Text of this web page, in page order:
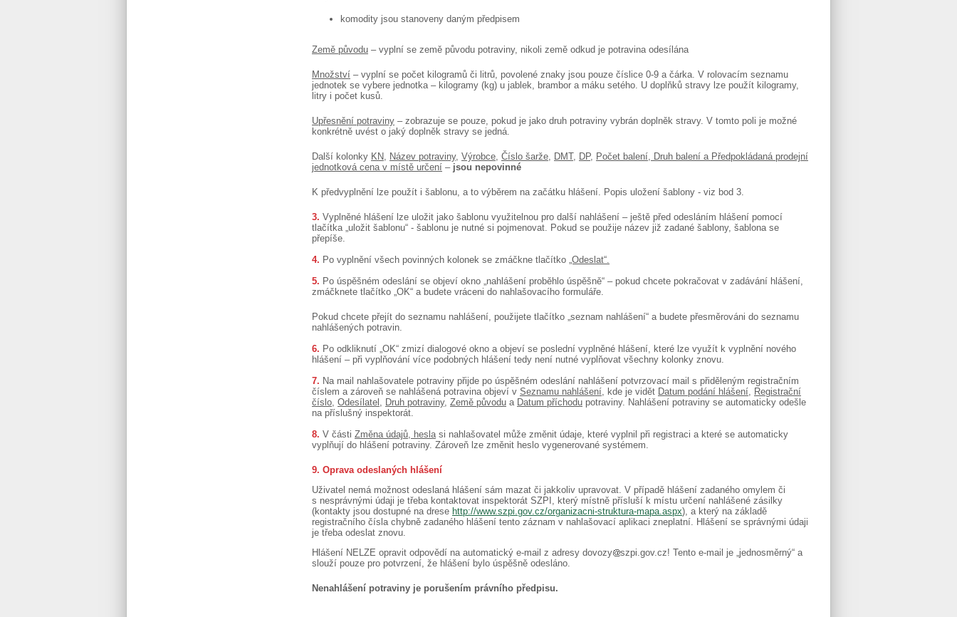
komodity jsou stanoveny daným předpisem
Země původu – vyplní se země původu potraviny, nikoli země odkud je potravina odesílána
Množství – vyplní se počet kilogramů či litrů, povolené znaky jsou pouze číslice 0-9 a čárka. V rolovacím seznamu
jednotek se vybere jednotka – kilogramy (kg) u jablek, brambor a máku setého. U doplňků stravy lze použít kilogramy,
litry i počet kusů.
Upřesnění potraviny – zobrazuje se pouze, pokud je jako druh potraviny vybrán doplněk stravy. V tomto poli je možné
konkrétně uvést o jaký doplněk stravy se jedná.
Další kolonky KN Název potraviny, Výrobce Číslo šarže DMT, DP, Počet balení,
Druh balení a Předpokládaná prodejní
jednotková cena v místě určení – jsou nepovinné
K předvyplnění lze použít i šablonu, a to výběrem na začátku hlášení. Popis uložení šablony - viz bod 3.
3. Vyplněné hlášení lze uložit jako šablonu využitelnou pro další nahlášení – ještě před odesláním hlášení pomocí
tlačítka „uložit šablonu“ - šablonu je nutné si pojmenovat. Pokud se použije název již zadané šablony, šablona se
přepíše.
4. Po vyplnění všech povinných kolonek se zmáčkne tlačítko „Odeslat“
5. Po úspěšném odeslání se objeví okno „nahlášení proběhlo úspěšně“ – pokud chcete pokračovat v zadávání hlášení,
zmáčknete tlačítko „OK“ a budete vráceni do nahlašovacího formuláře.
Pokud chcete přejít do seznamu nahlášení, použijete tlačítko „seznam nahlášení“ a budete přesměrováni do seznamu
nahlášených potravin.
6. Po odkliknutí „OK“ zmizí dialogové okno a objeví se poslední vyplněné hlášení, které lze využít k vyplnění nového
hlášení – při vyplňování více podobných hlášení tedy není nutné vyplňovat všechny kolonky znovu.
7. Na mail nahlašovatele potraviny přijde po úspěšném odeslání nahlášení potvrzovací mail s přiděleným registračním
číslem a zároveň se nahlášená potravina objeví v Seznamu nahlášení , kde je vidět Datum podání hlášení
Registrační
číslo Odesílatel Druh potraviny, Země původu a Datum příchodu potraviny. Nahlášení potraviny se automaticky odešle
na příslušný inspektorát.
8. V části Změna údajů, hesla si nahlašovatel může změnit údaje, které vyplnil při registraci a které se automaticky
vyplňují do hlášení potraviny. Zároveň lze změnit heslo vygenerované systémem.
9. Oprava odeslaných hlášení
Uživatel nemá možnost odeslaná hlášení sám mazat či jakkoliv upravovat. V případě hlášení zadaného omylem či
s nesprávnými údaji je třeba kontaktovat inspektorát SZPI, který místně přísluší k místu určení nahlášené zásilky
(kontakty jsou dostupné na drese http://www.szpi.gov.cz/organizacni-struktura-mapa.aspx), a který na základě
registračního čísla chybně zadaného hlášení tento záznam v nahlašovací aplikaci zneplatní. Hlášení se správnými údaji
je třeba odeslat znovu.
Hlášení NELZE opravit odpovědí na automatický e-mail z adresy dovozy
szpi.gov.cz! Tento e-mail je „jednosměrný“ a
slouží pouze pro potvrzení, že hlášení bylo úspěšně odesláno.
Nenahlášení potraviny je porušením právního předpisu.